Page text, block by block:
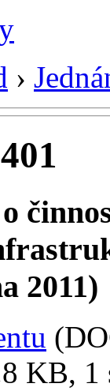
›
2011)
KB, 1